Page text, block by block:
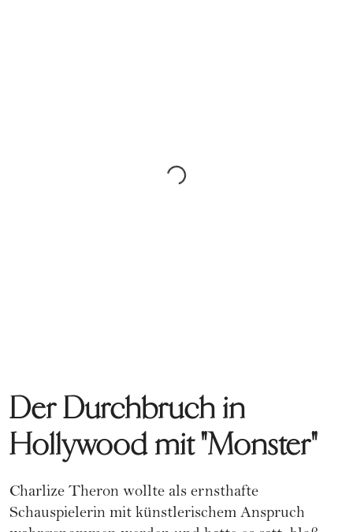
Der Durchbruch in
Hollywood mit "Monster"
Charlize Theron wollte als ernsthafte
Schauspielerin mit künstlerischem Anspruch